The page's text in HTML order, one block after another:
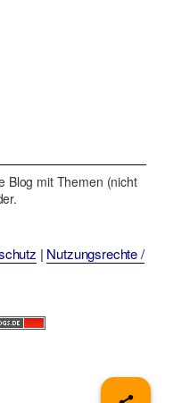
Blog mit Themen (nicht
| Nutzungsrechte /